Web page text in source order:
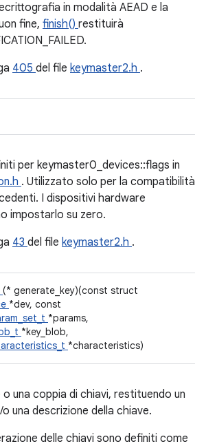
in modalità AEAD e la
fine, finish() restituirà
405 del file keymaster2.h .
per keymaster0_devices::flags in
. Utilizzato solo per la compatibilità
I dispositivi hardware
impostarlo su zero.
43 del file keymaster2.h .
(* generate_key)(const struct
*dev, const
*params,
*key_blob,
*characteristics)
o una coppia di chiavi, restituendo un
una descrizione della chiave.
delle chiavi sono definiti come